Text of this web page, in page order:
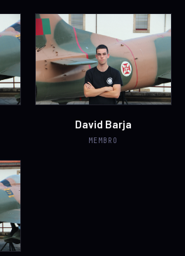
David Barja
MEMBRO